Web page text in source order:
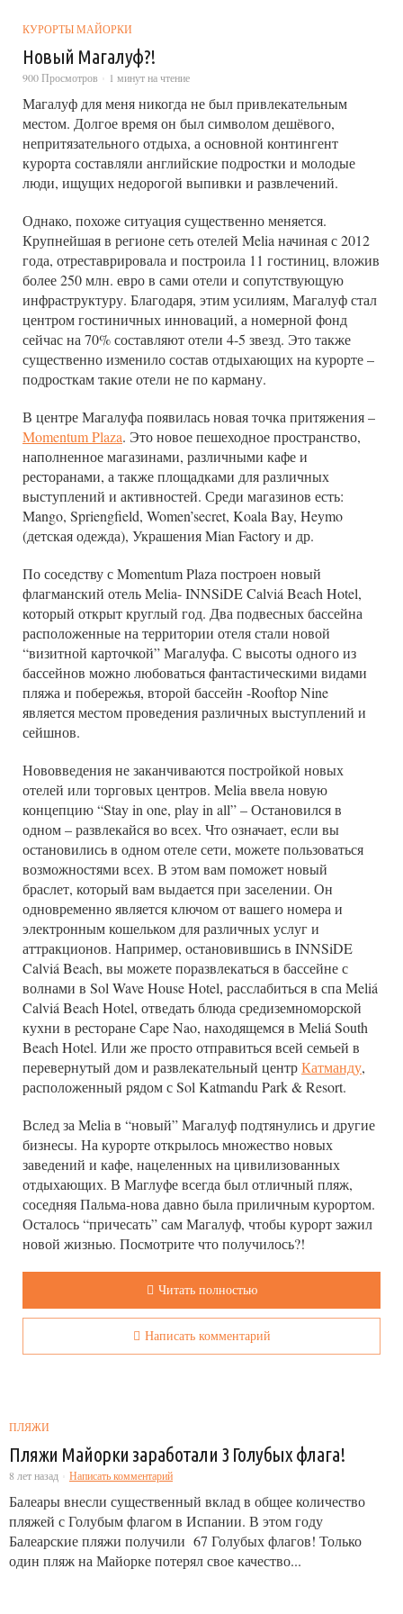
КУРОРТЫ МАЙОРКИ
Новый Магалуф?!
900 Просмотров 1 минут на чтение
Магалуф для меня никогда не был привлекательным
местом. Долгое время он был символом дешёвого,
непритязательного отдыха, а основной контингент
курорта составляли английские подростки и молодые
люди, ищущих недорогой выпивки и развлечений.
Однако, похоже ситуация существенно меняется.
Крупнейшая в регионе сеть отелей Melia начиная с 2012
года, отреставрировала и построила 11 гостиниц, вложив
более 250 млн. евро в сами отели и сопутствующую
инфраструктуру. Благодаря, этим усилиям, Магалуф стал
центром гостиничных инноваций, а номерной фонд
сейчас на 70% составляют отели 4-5 звезд. Это также
существенно изменило состав отдыхающих на курорте –
подросткам такие отели не по карману.
В центре Магалуфа появилась новая точка притяжения –
Momentum Plaza. Это новое пешеходное пространство,
наполненное магазинами, различными кафе и
ресторанами, а также площадками для различных
выступлений и активностей. Среди магазинов есть:
Mango, Spriengfield, Women’secret, Koala Bay, Heymo
(детская одежда), Украшения Mian Factory и др.
По соседству с Momentum Plaza построен новый
флагманский отель Melia- INNSiDE Calviá Beach Hotel,
который открыт круглый год. Два подвесных бассейна
расположенные на территории отеля стали новой
“визитной карточкой” Магалуфа. С высоты одного из
бассейнов можно любоваться фантастическими видами
пляжа и побережья, второй бассейн -Rooftop Nine
является местом проведения различных выступлений и
сейшнов.
Нововведения не заканчиваются постройкой новых
отелей или торговых центров. Melia ввела новую
концепцию “Stay in one, play in all” – Остановился в
одном – развлекайся во всех. Что означает, если вы
остановились в одном отеле сети, можете пользоваться
возможностями всех. В этом вам поможет новый
браслет, который вам выдается при заселении. Он
одновременно является ключом от вашего номера и
электронным кошельком для различных услуг и
аттракционов. Например, остановившись в INNSiDE
Calviá Beach, вы можете поразвлекаться в бассейне с
волнами в Sol Wave House Hotel, расслабиться в спа Meliá
Calviá Beach Hotel, отведать блюда средиземноморской
кухни в ресторане Cape Nao, находящемся в Meliá South
Beach Hotel. Или же просто отправиться всей семьей в
перевернутый дом и развлекательный центрКатманду,
расположенный рядом с Sol Katmandu Park & Resort.
Вслед за Melia в “новый” Магалуф подтянулись и другие
бизнесы. На курорте открылось множество новых
заведений и кафе, нацеленных на цивилизованных
отдыхающих. В Маглуфе всегда был отличный пляж,
соседняя Пальма-нова давно была приличным курортом.
Осталось “причесать” сам Магалуф, чтобы курорт зажил
новой жизнью. Посмотрите что получилось?!
Читать полностью
Написать комментарий
ПЛЯЖИ
Пляжи Майорки заработали 3 Голубых флага!
8 лет назад Написать комментарий
Балеары внесли существенный вклад в общее количество
пляжей с Голубым флагом в Испании. В этом году
Балеарские пляжи получили 67 Голубых флагов! Только
один пляж на Майорке потерял свое качество...